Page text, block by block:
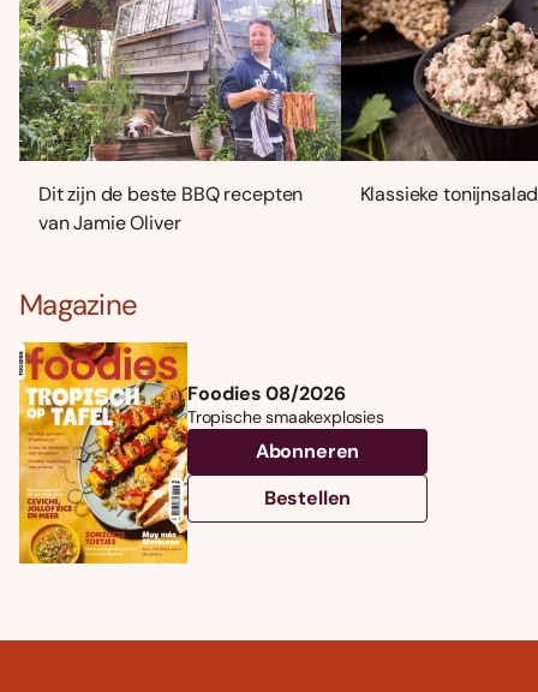
Dit zijn de beste BBQ recepten
van Jamie Oliver
Klassieke
Magazine
Foodies 08/2026
Tropische smaakexplosies
Abonneren
Bestellen